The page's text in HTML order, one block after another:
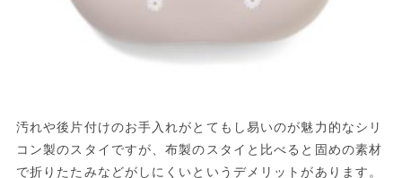
汚れや後片付けのお手入れがとてもし易いのが魅力的なシリ
コン製のスタイですが、布製のスタイと比べると固めの素材
で折りたたみなどがしにくいというデメリットがあります。